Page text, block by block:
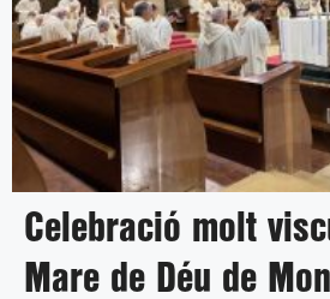
Celebració molt
Mare de Déu de